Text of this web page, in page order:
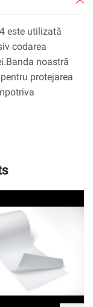
este utilizată
codarea
noastră
protejarea